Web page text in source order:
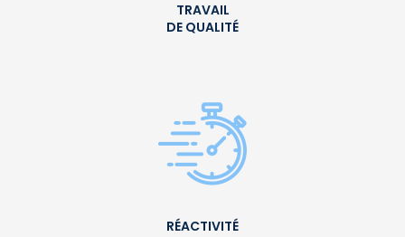
TRAVAIL
DE QUALITÉ
RÉACTIVITÉ